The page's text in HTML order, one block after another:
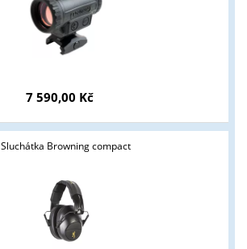
7 590,00 Kč
Sluchátka Browning compact